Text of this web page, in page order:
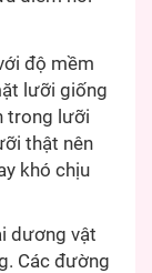
độ mềm
lưỡi giống
trong lưỡi
thật nên
khó chịu
dương vật
Các đường